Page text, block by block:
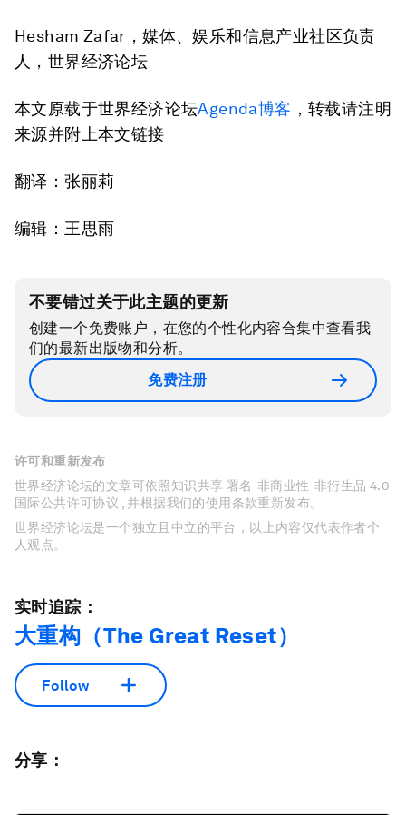
Hesham Zafar，媒体、娱乐和信息产业社区负责
人，世界经济论坛
本文原载于世界经济论坛Agenda博客 ，转载请注明
来源并附上本文链接
翻译：张丽莉
编辑：王思雨
不要错过关于此主题的更新
创建一个免费账户，在您的个性化内容合集中查看我
们的最新出版物和分析。
免费注册
许可和重新发布
世界经济论坛的文章可依照知识共享 署名-非商业性-非衍生品 4.0
国际公共许可协议 , 并根据我们的使用条款重新发布。
世界经济论坛是一个独立且中立的平台，以上内容仅代表作者个
人观点。
实时追踪：
大重构（The Great Reset）
Follow
分享：